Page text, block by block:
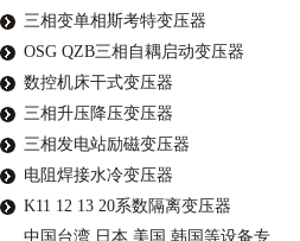
三相变单相斯考特变压器
OSG QZB三相自耦启动变压器
数控机床干式变压器
三相升压降压变压器
三相发电站励磁变压器
电阻焊接水冷变压器
K11 12 13 20系数隔离变压器
中国台湾 日本 美国 韩国等设备专